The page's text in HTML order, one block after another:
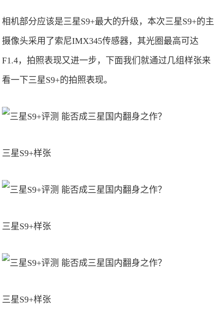
相机部分应该是三星S9+最大的升级，本次三星S9+的主
摄像头采用了索尼IMX345传感器，其光圈最高可达
F1.4，拍照表现又进一步，下面我们就通过几组样张来
看一下三星S9+的拍照表现。
三星S9+样张
三星S9+样张
三星S9+样张